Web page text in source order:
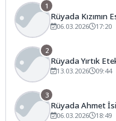
1
Rüyada Kızımın
Gelir?
06.03.2026 17:20
2
Rüyada Yırtık
13.03.2026 09:44
3
Rüyada Ahmet
06.03.2026 18:49